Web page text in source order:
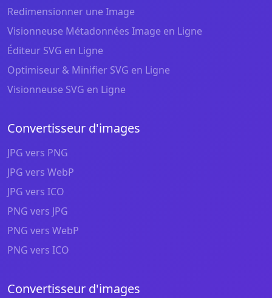
Redimensionner une Image
Visionneuse Métadonnées Image en Ligne
Éditeur SVG en Ligne
Optimiseur & Minifier SVG en Ligne
Visionneuse SVG en Ligne
Convertisseur d'images
JPG vers PNG
JPG vers WebP
JPG vers ICO
PNG vers JPG
PNG vers WebP
PNG vers ICO
Convertisseur d'images